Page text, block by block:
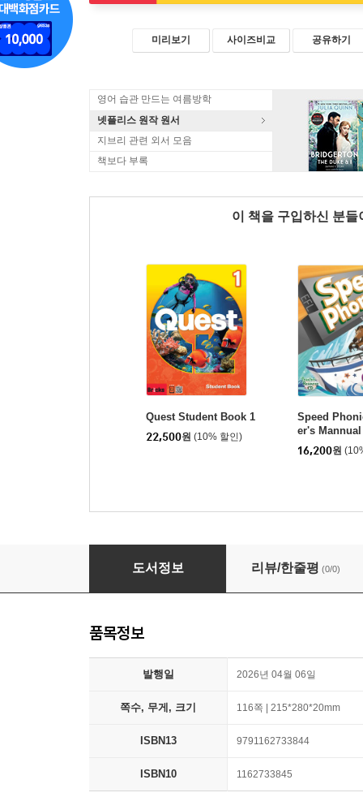
미리보기 사이즈비교 공유하기
영어 습관 만드는 여름방학
넷플리스 원작 원서
지브리 관련 외서 모음
책보다 부록
이 책을 구입하신 분
Quest Student Book 1
22,500원 (10% 할인)
Speed
er's Mannual
16,200원
Quest Workbook 1
도서정보 리뷰/한줄평 (0/0)
품목정보
발행일 2026년 04월 06일
쪽수, 무게, 크기 116쪽 | 215*280*20mm
ISBN13 9791162733844
ISBN10 1162733845